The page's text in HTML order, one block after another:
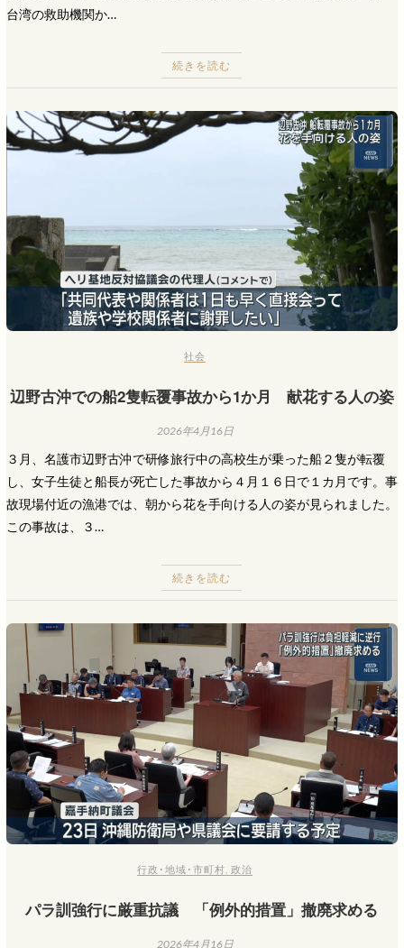
台湾の救助機関か…
続きを読む
社会
辺野古沖での船2隻転覆事故から1か月 献花する人の姿
2026年4月16日
３月、名護市辺野古沖で研修旅行中の高校生が乗った船２隻が転覆
し、女子生徒と船長が死亡した事故から４月１６日で１カ月です。事
故現場付近の漁港では、朝から花を手向ける人の姿が見られました。
この事故は、３…
続きを読む
行政･地域･市町村 ,政治
パラ訓強行に厳重抗議 「例外的措置」撤廃求める
2026年4月16日